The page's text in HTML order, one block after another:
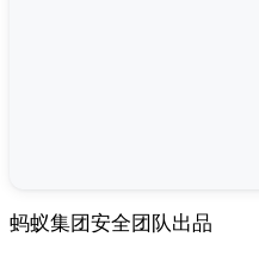
蚂蚁集团安全团队出品